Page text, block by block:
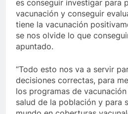
es conseguir investigar para
vacunación y conseguir
tiene la vacunación
se nos olvide lo que
apuntado.
“Todo esto nos va a servir
decisiones correctas, para
los programas de
salud de la población y para